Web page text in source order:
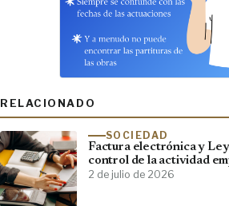
RELACIONADO
SOCIEDAD
Factura electrónica y
control de la actividad
2 de julio de 2026